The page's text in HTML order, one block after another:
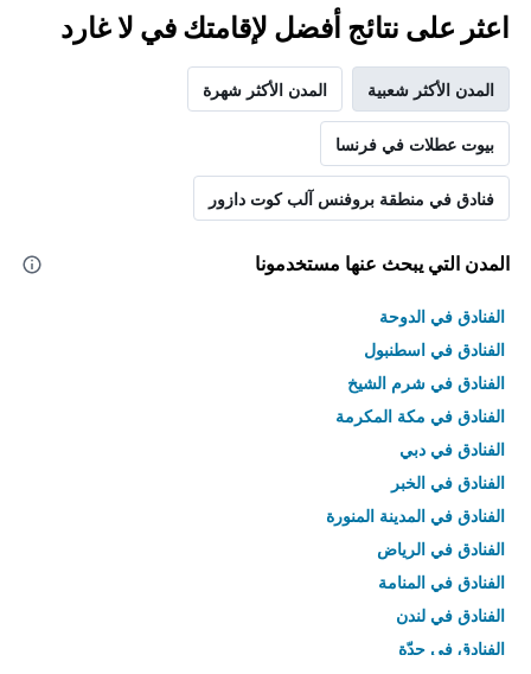
اعثر على نتائج أفضل لإقامتك في لا غارد
المدن الأكثر شعبية المدن الأكثر شهرة
بيوت عطلات في فرنسا
فنادق في منطقة بروفنس آلب كوت دازور
المدن التي يبحث عنها مستخدمونا
الفنادق في الدوحة
الفنادق في اسطنبول
الفنادق في شرم الشيخ
الفنادق في مكة المكرمة
الفنادق في دبي
الفنادق في الخبر
الفنادق في المدينة المنورة
الفنادق في الرياض
الفنادق في المنامة
الفنادق في لندن
الفنادق في جدّة